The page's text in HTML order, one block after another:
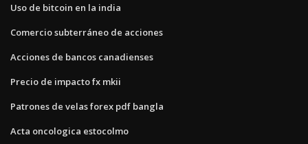
Uso de bitcoin en la india
Comercio subterráneo de acciones
Acciones de bancos canadienses
Precio de impacto fx mkii
Patrones de velas forex pdf bangla
Acta oncologica estocolmo